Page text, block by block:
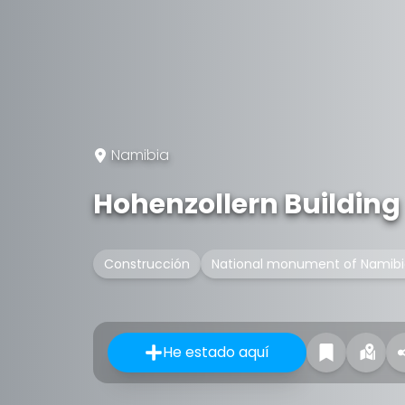
Namibia
Hohenzollern Building
Construcción National monument of
He estado aquí